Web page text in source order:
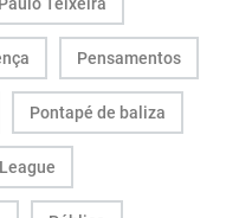
Pensamentos
Pontapé de baliza